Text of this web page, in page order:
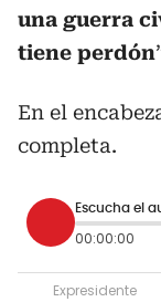
una guerra
tiene perdón
En el
completa.
Escucha el
00:00:00
Expresidente